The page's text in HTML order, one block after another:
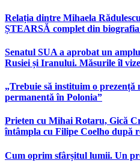
Relația dintre Mihaela
ȘTEARSĂ complet din
Senatul SUA a aprobat un
Rusiei și Iranului. Măsurile îl
„Trebuie să instituim o prezență
permanentă în Polonia”
Prieten cu Mihai Rotaru, Gică
întâmpla cu Filipe Coelho după
Cum oprim sfârșitul lumii. Un